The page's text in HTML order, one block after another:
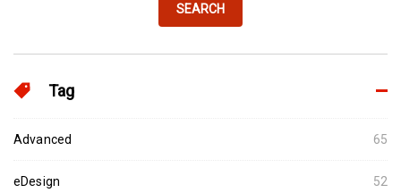
SEARCH
Tag
Advanced 65
eDesign 52